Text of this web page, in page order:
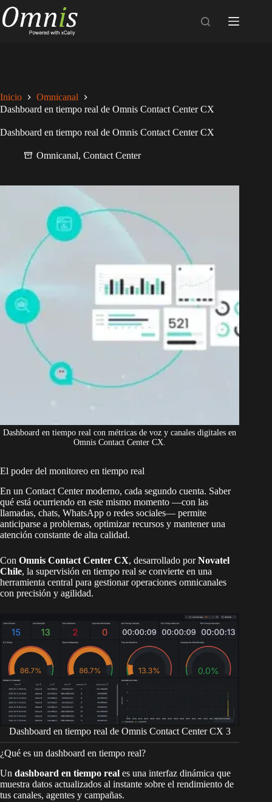
Saltar
al
contenido
Inicio
Omnicanal
Dashboard en tiempo real de Omnis Contact Center CX
Dashboard en tiempo real de Omnis Contact Center CX
Omnicanal, Contact Center
Dashboard en tiempo real con métricas de voz y canales digitales en
Omnis Contact Center CX.
El poder del monitoreo en tiempo real
En un Contact Center moderno, cada segundo cuenta. Saber
qué está ocurriendo en este mismo momento —con las
llamadas, chats, WhatsApp o redes sociales— permite
anticiparse a problemas, optimizar recursos y mantener una
atención constante de alta calidad.
Con Omnis Contact Center CX, desarrollado porNovatel
Chile, la supervisión en tiempo real se convierte en una
herramienta central para gestionar operaciones omnicanales
con precisión y agilidad.
Dashboard en tiempo real de Omnis Contact Center CX 3
¿Qué es un dashboard en tiempo real?
Un dashboard en tiempo real es una interfaz dinámica que
muestra datos actualizados al instante sobre el rendimiento de
tus canales, agentes y campañas.